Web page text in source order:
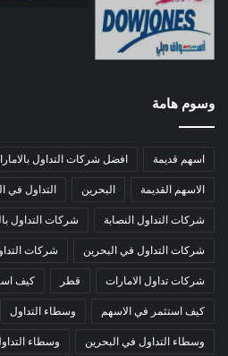
وسوم هامة
اسهم قديمة افضل شركات التداول
الاسهم القديمة البحرين التداول في
شركات التداول النصابة شركات التداول
شركات التداول في البحرين شركات
شركات تداول الامارات قطر كيف
كيف استثمر في الاسهم وسطاء التداول
وسطاء التداول في البحرين وسطاء